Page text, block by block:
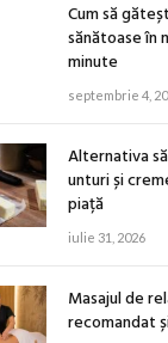
Cum să
sănătoase în
minute
septembrie 4,
Alternativa
unturi și
piață
iulie 31, 2026
Masajul de
recomandat